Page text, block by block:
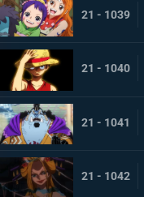
21 - 1039
21 - 1040
21 - 1041
21 - 1042